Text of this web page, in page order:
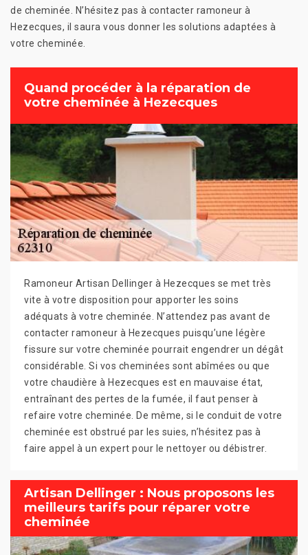
de cheminée. N’hésitez pas à contacter ramoneur à
Hezecques, il saura vous donner les solutions adaptées à
votre cheminée.
Quand procéder à la réparation de
votre cheminée à Hezecques
Ramoneur Artisan Dellinger à Hezecques se met très
vite à votre disposition pour apporter les soins
adéquats à votre cheminée. N’attendez pas avant de
contacter ramoneur à Hezecques puisqu’une légère
fissure sur votre cheminée pourrait engendrer un dégât
considérable. Si vos cheminées sont abîmées ou que
votre chaudière à Hezecques est en mauvaise état,
entraînant des pertes de la fumée, il faut penser à
refaire votre cheminée. De même, si le conduit de votre
cheminée est obstrué par les suies, n’hésitez pas à
faire appel à un expert pour le nettoyer ou débistrer.
Artisan Dellinger : Nous proposons les
meilleurs tarifs pour réparer votre
cheminée